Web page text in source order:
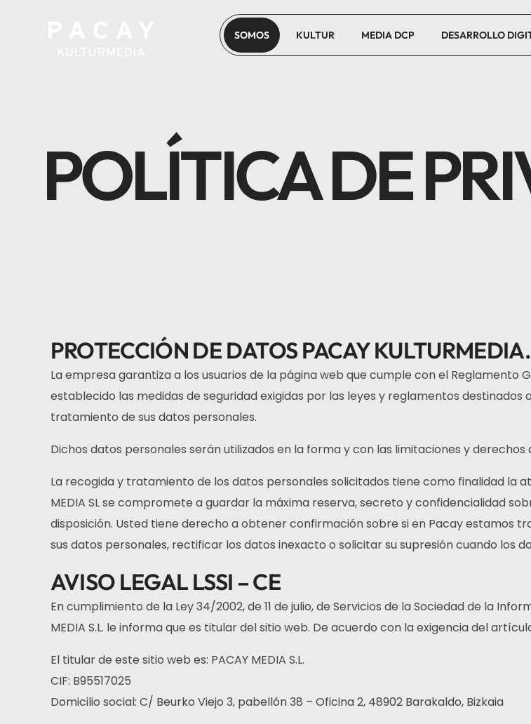
SOMOS KULTUR MEDIA DCP DESARROLLO
POLÍTICA DE
PROTECCIÓN DE DATOS PACAY KULTURMEDIA.
La empresa garantiza a los usuarios de la página web que cumple con el Reglamento
establecido las medidas de seguridad exigidas por las leyes y reglamentos
tratamiento de sus datos personales.
Dichos datos personales serán utilizados en la forma y con las limitaciones y
La recogida y tratamiento de los datos personales solicitados tiene como finalidad la
MEDIA SL se compromete a guardar la máxima reserva, secreto y confidencialidad
disposición. Usted tiene derecho a obtener confirmación sobre si en Pacay estamos
sus datos personales, rectificar los datos inexacto o solicitar su supresión cuando los
AVISO LEGAL LSSI – CE
En cumplimiento de la Ley 34/2002, de 11 de julio, de Servicios de la Sociedad de la
MEDIA S.L. le informa que es titular del sitio web. De acuerdo con la exigencia del
El titular de este sitio web es: PACAY MEDIA S.L.
CIF: B95517025
Domicilio social: C/ Beurko Viejo 3, pabellón 38 – Oficina 2, 48902 Barakaldo, Bizkaia